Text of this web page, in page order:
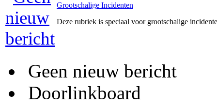
Grootschalige Incidenten
Deze rubriek is speciaal voor grootschalige
Geen nieuw bericht
Doorlinkboard